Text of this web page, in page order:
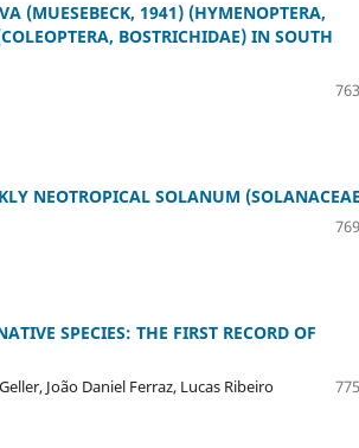
(MUESEBECK, 1941) (HYMENOPTERA,
BOSTRICHIDAE) IN SOUTH
NEOTROPICAL SOLANUM
SPECIES: THE FIRST RECORD OF
João Daniel Ferraz, Lucas Ribeiro